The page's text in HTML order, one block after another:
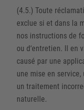
(4.5.) Toute
exclue si et dans la
nos instructions de
ou d‘entretien. Il en
causé par une
une mise en
un traitement
naturelle.